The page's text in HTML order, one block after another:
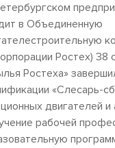
в Объединенную
Ростех) 38
Ростеха»
«Слесарь-
двигателей и
рабочей